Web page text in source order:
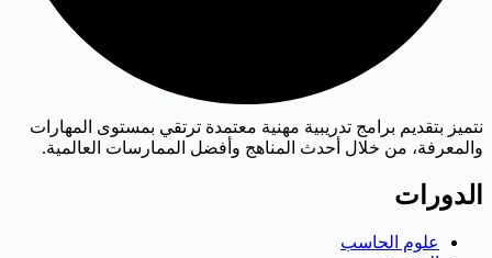
نتميز بتقديم برامج تدريبية مهنية معتمدة ترتقي بمستوى المهارات
والمعرفة، من خلال أحدث المناهج وأفضل الممارسات العالمية.
الدورات
علوم الحاسب